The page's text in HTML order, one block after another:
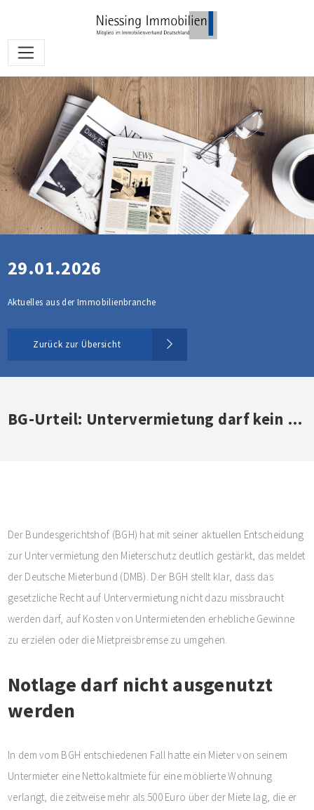
29.01.2026
Aktuelles aus der Immobilienbranche
Zurück zur Übersicht
BG-Urteil: Untervermietung darf kein Instrument zur Gewinnerzielung sein
Der Bundesgerichtshof (BGH) hat mit seiner aktuellen Entscheidung
zur Untervermietung den Mieterschutz deutlich gestärkt, das meldet
der Deutsche Mieterbund (DMB). Der BGH stellt klar, dass das
gesetzliche Recht auf Untervermietung nicht dazu missbraucht
werden darf, auf Kosten von Untermietenden erhebliche Gewinne
zu erzielen oder die Mietpreisbremse zu umgehen.
Notlage darf nicht ausgenutzt
werden
In dem vom BGH entschiedenen Fall hatte ein Mieter von seinem
Untermieter eine Nettokaltmiete für eine möblierte Wohnung
verlangt, die zeitweise mehr als 500 Euro über der Miete lag, die er